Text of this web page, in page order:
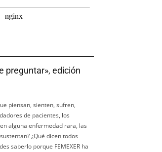
preguntar», edición
piensan, sienten, sufren,
de pacientes, los
alguna enfermedad rara, las
¿Qué dicen todos
saberlo porque FEMEXER ha